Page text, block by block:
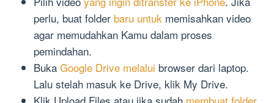
perlu, buat folder baru untuk memisahkan video
agar memudahkan Kamu dalam proses
pemindahan.
Buka Google Drive melalui browser dari laptop.
Lalu stelah masuk ke Drive, klik My Drive.